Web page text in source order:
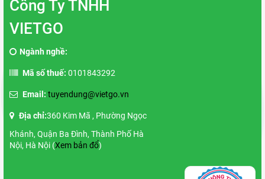
Công Ty TNHH
VIETGO
Ngành nghề:
Mã số thuế: 0101843292
Email: tuyendung@vietgo.vn
Địa chỉ:360 Kim Mã , Phường Ngọc
Khánh, Quận Ba Đình, Thành Phố Hà
Nội, Hà Nội (Xem bản đổ)